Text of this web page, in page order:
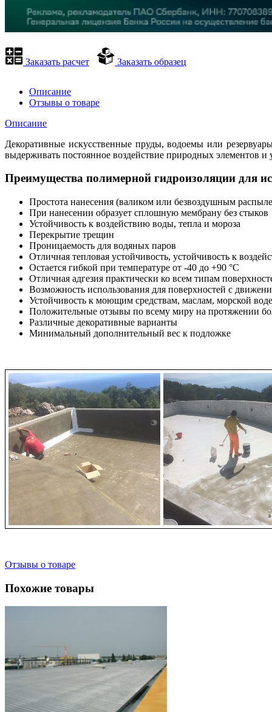
Заказать расчет Заказать образец
Описание
Отзывы о товаре
Описание
Декоративные искусственные пруды, водоемы или
выдерживать постоянное воздействие природных элементов
Преимущества полимерной гидроизоляции для
Простота нанесения (валиком или безвоздушным
При нанесении образует сплошную мембрану без стыков
Устойчивость к воздействию воды, тепла и мороза
Перекрытие трещин
Проницаемость для водяных паров
Отличная тепловая устойчивость, устойчивость к
Остается гибкой при температуре от -40 до +90 °С
Отличная адгезия практически ко всем типам
Возможность использования для поверхностей с
Устойчивость к моющим средствам, маслам, морской
Положительные отзывы по всему миру на протяжении
Различные декоративные варианты
Минимальный дополнительный вес к подложке
Отзывы о товаре
Похожие товары